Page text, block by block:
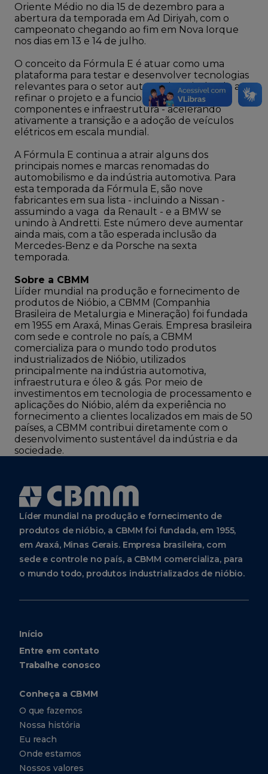
Oriente Médio no dia 15 de dezembro para a
abertura da temporada em Ad Diriyah, com o
campeonato chegando ao fim em Nova Iorque
nos dias em 13 e 14 de julho.
O conceito da Fórmula E é atuar como uma
plataforma para testar e desenvolver tecnologias
relevantes para o setor automotivo, ajudando a
refinar o projeto e a funcionalidade de
componentes e infraestrutura - acelerando
ativamente a transição e a adoção de veículos
elétricos em escala mundial.
A Fórmula E continua a atrair alguns dos
principais nomes e marcas renomadas do
automobilismo e da indústria automotiva. Para
esta temporada da Fórmula E, são nove
fabricantes em sua lista - incluindo a Nissan -
assumindo a vaga da Renault - e a BMW se
unindo à Andretti. Este número deve aumentar
ainda mais, com a tão esperada inclusão da
Mercedes-Benz e da Porsche na sexta
temporada.
Sobre a CBMM
Liíder mundial na produção e fornecimento de
produtos de Nióbio, a CBMM (Companhia
Brasileira de Metalurgia e Mineração) foi fundada
em 1955 em Araxá, Minas Gerais. Empresa brasileira
com sede e controle no país, a CBMM
comercializa para o mundo todo produtos
industrializados de Nióbio, utilizados
principalmente na indústria automotiva,
infraestrutura e óleo & gás. Por meio de
investimentos em tecnologia de processamento e
aplicações do Nióbio, além da experiência no
fornecimento a clientes localizados em mais de 50
países, a CBMM contribui diretamente com o
desenvolvimento sustentável da indústria e da
sociedade.
Líder mundial na produção e fornecimento de
produtos de nióbio, a CBMM foi fundada, em 1955,
em Araxá, Minas Gerais. Empresa brasileira, com
sede e controle no país, a CBMM comercializa, para
o mundo todo, produtos industrializados de nióbio.
Início
Entre em contato
Trabalhe conosco
Conheça a CBMM
O que fazemos
Nossa história
Eu reach
Onde estamos
Nossos valores